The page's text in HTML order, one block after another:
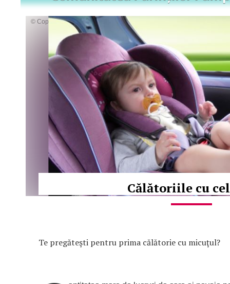
© Copyright:
Călătoriile cu
Te pregăteşti pentru prima călătorie cu micuţul?